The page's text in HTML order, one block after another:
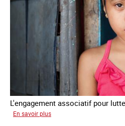
L'engagement associatif pour
En savoir plus